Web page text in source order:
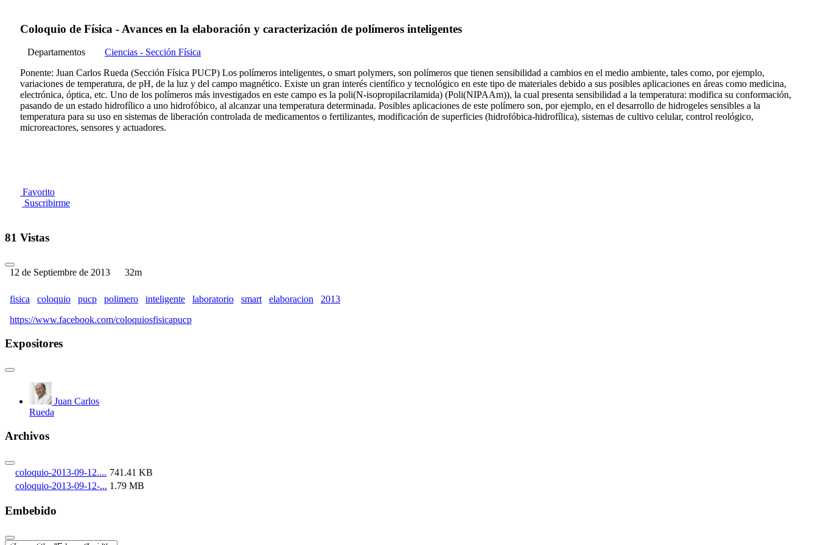
Coloquio de Física - Avances en la elaboración y caracterización de polímeros inteligentes
Departamentos
Ciencias - Sección Física
Ponente: Juan Carlos Rueda (Sección Física PUCP) Los polímeros inteligentes, o smart polymers, son polímeros que tienen sensibilidad a cambios en el medio ambiente, tales como, por ejemplo,
variaciones de temperatura, de pH, de la luz y del campo magnético. Existe un gran interés científico y tecnológico en este tipo de materiales debido a sus posibles aplicaciones en áreas como medicina,
electrónica, óptica, etc. Uno de los polímeros más investigados en este campo es la poli(N-isopropilacrilamida) (Poli(NIPAAm)), la cual presenta sensibilidad a la temperatura: modifica su conformación,
pasando de un estado hidrofílico a uno hidrofóbico, al alcanzar una temperatura determinada. Posibles aplicaciones de este polímero son, por ejemplo, en el desarrollo de hidrogeles sensibles a la
temperatura para su uso en sistemas de liberación controlada de medicamentos o fertilizantes, modificación de superficies (hidrofóbica-hidrofílica), sistemas de cultivo celular, control reológico,
microreactores, sensores y actuadores.
Favorito
Suscribirme
81 Vistas
12 de Septiembre de 2013 32m
fisica coloquio pucp polimero inteligente laboratorio smart elaboracion
2013
https://www.facebook.com/coloquiosfisicapucp
Expositores
Juan Carlos
Rueda
Archivos
coloquio-2013-09-12.... 741.41 KB
coloquio-2013-09-12-... 1.79 MB
Embebido